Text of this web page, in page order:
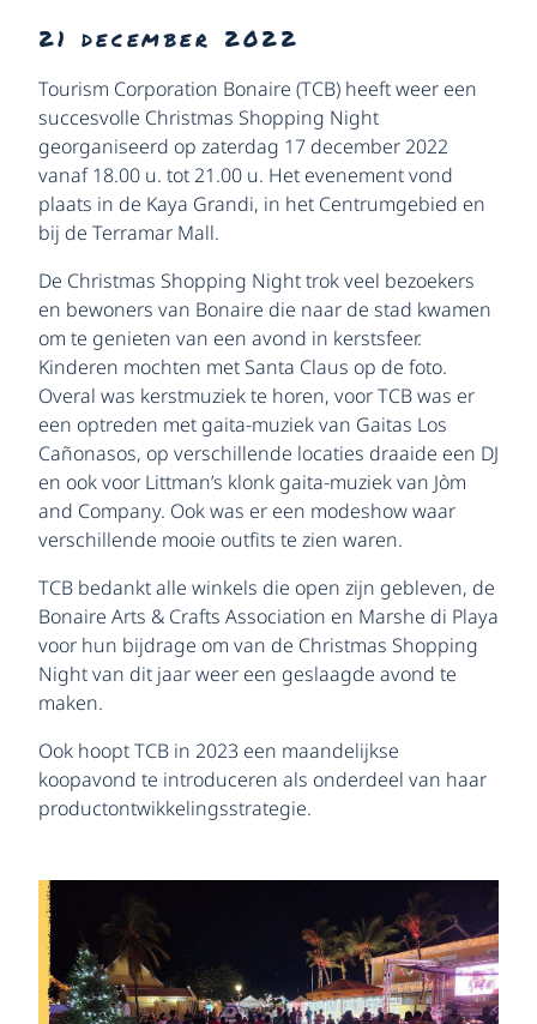
21 december 2022
Tourism Corporation Bonaire (TCB) heeft weer een
succesvolle Christmas Shopping Night
georganiseerd op zaterdag 17 december 2022
vanaf 18.00 u. tot 21.00 u. Het evenement vond
plaats in de Kaya Grandi, in het Centrumgebied en
bij de Terramar Mall.
De Christmas Shopping Night trok veel bezoekers
en bewoners van Bonaire die naar de stad kwamen
om te genieten van een avond in kerstsfeer.
Kinderen mochten met Santa Claus op de foto.
Overal was kerstmuziek te horen, voor TCB was er
een optreden met gaita-muziek van Gaitas Los
Cañonasos, op verschillende locaties draaide een DJ
en ook voor Littman’s klonk gaita-muziek van Jòm
and Company. Ook was er een modeshow waar
verschillende mooie outfits te zien waren.
TCB bedankt alle winkels die open zijn gebleven, de
Bonaire Arts & Crafts Association en Marshe di Playa
voor hun bijdrage om van de Christmas Shopping
Night van dit jaar weer een geslaagde avond te
maken.
Ook hoopt TCB in 2023 een maandelijkse
koopavond te introduceren als onderdeel van haar
productontwikkelingsstrategie.